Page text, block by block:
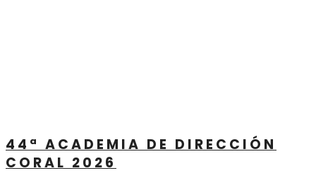
44ª ACADEMIA DE DIRECCIÓN
CORAL 2026